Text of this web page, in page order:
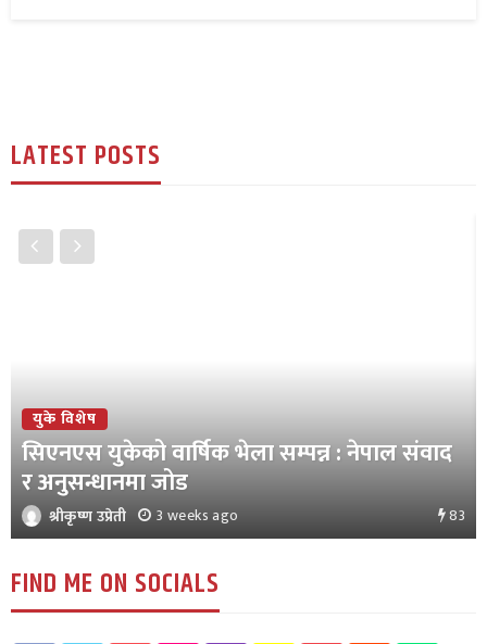
LATEST POSTS
युके विशेष
सिएनएस युकेको वार्षिक भेला सम्पन्न : नेपाल संवाद
र अनुसन्धानमा जोड
श्रीकृष्ण उप्रेती 3 weeks ago 83
FIND ME ON SOCIALS